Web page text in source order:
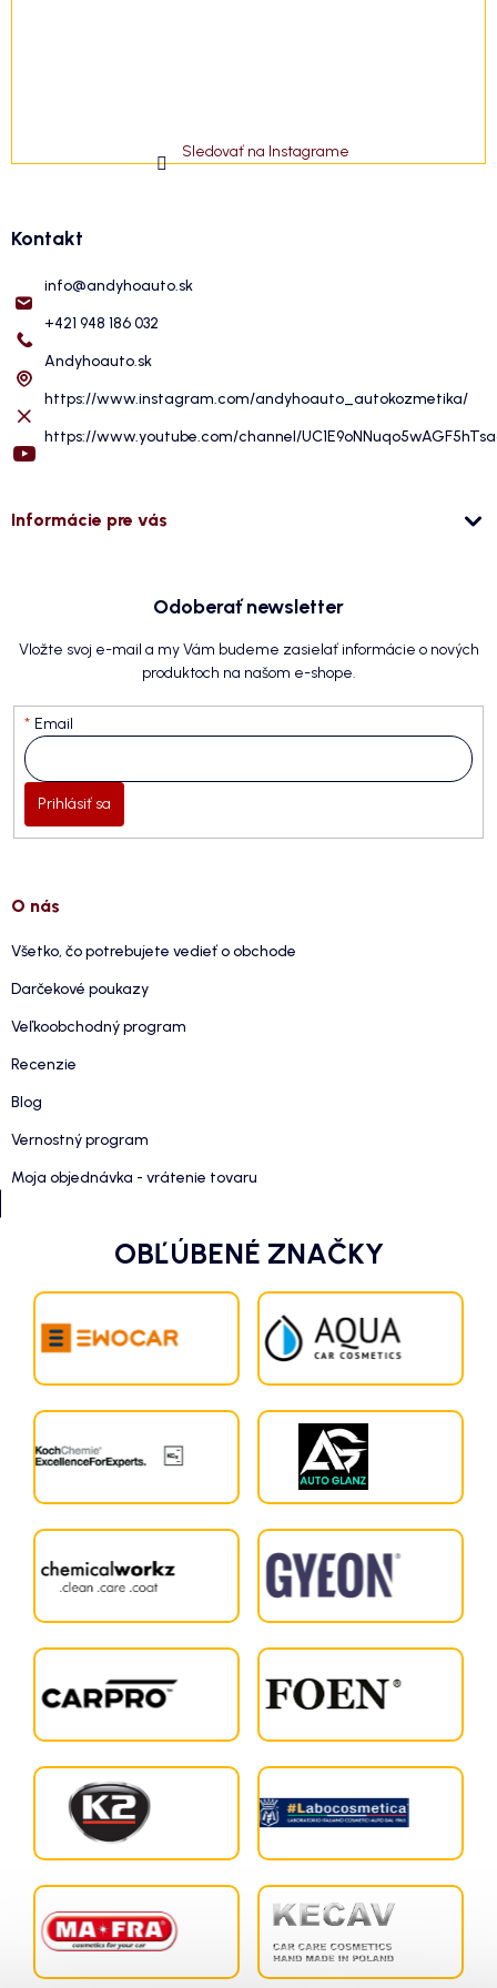
Sledovať na Instagrame
Kontakt
info@andyhoauto.sk
+421 948 186 032
Andyhoauto.sk
https://www.instagram.com/andyhoauto_autokozmetika/
https://www.youtube.com/channel/
Informácie pre vás
Odoberať newsletter
Vložte svoj e-mail a my Vám budeme zasielať informácie o nových
produktoch na našom e-shope.
Email
Prihlásiť sa
O nás
Všetko, čo potrebujete vedieť o obchode
Darčekové poukazy
Veľkoobchodný program
Recenzie
Blog
Vernostný program
Moja objednávka - vrátenie tovaru
OBĽÚBENÉ ZNAČKY